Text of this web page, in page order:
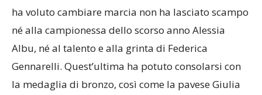
ha voluto cambiare marcia non ha lasciato scampo
né alla campionessa dello scorso anno Alessia
Albu, né al talento e alla grinta di Federica
Gennarelli. Quest’ultima ha potuto consolarsi con
la medaglia di bronzo, così come la pavese Giulia